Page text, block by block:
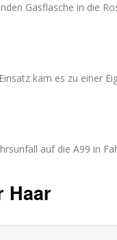
Gasflasche in die
kam es zu einer
auf die A99 in
Haar